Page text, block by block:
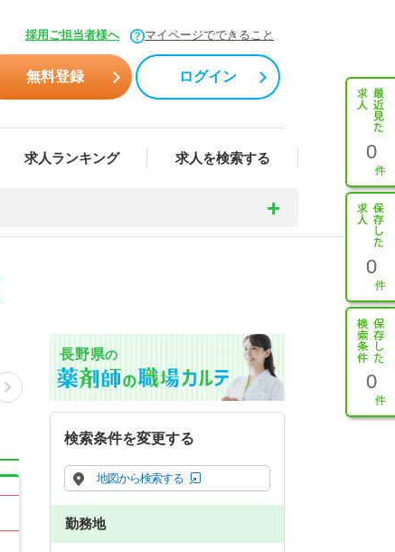
採用ご担当者様へ マイページでできること
無料登録 ログイン
求人ランキング 求人を検索する 0
0
0
長野県の
検索条件を変更する
地図から検索する
勤務地